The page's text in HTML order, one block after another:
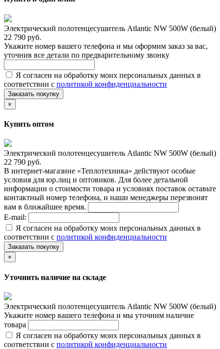
Электрический полотенцесушитель Atlantic NW 500W (белый)
22 790 руб.
Укажите номер вашего телефона и мы оформим заказ за вас,
уточнив все детали по предварительному звонку
Я согласен на обработку моих персональных данных в
соответствии с политикой конфиденциальности
Заказать покупку
×
Купить оптом
Электрический полотенцесушитель Atlantic NW 500W (белый)
22 790 руб.
В интернет-магазине «Теплотехника» действуют особые
условия для юр.лиц и оптовиков. Для более детальной
информации о стоимости товара и условиях поставок оставьте
контактный номер телефона, и наши менеджеры перезвонят
вам в ближайшее время.
E-mail:
Я согласен на обработку моих персональных данных в
соответствии с политикой конфиденциальности
Заказать покупку
×
Уточнить наличие на складе
Электрический полотенцесушитель Atlantic NW 500W (белый)
Укажите номер вашего телефона и мы уточним наличие
товара
Я согласен на обработку моих персональных данных в
соответствии с политикой конфиденциальности